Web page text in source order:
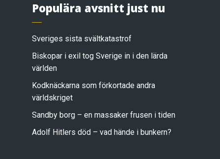
Populära avsnitt just nu
Sveriges sista svältkatastrof
Biskopar i exil tog Sverige in i den lärda
världen
Kodknäckarna som förkortade andra
världskriget
Sandby borg – en massaker frusen i tiden
Adolf Hitlers död – vad hände i bunkern?